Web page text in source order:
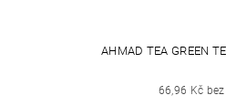
AHMAD TEA GREEN
66,96 Kč bez